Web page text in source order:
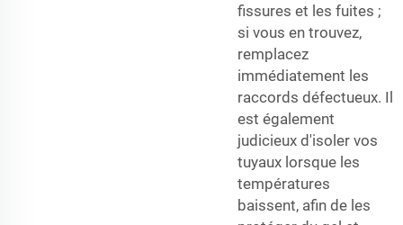
fissures et les fuites ;
si vous en trouvez,
remplacez
immédiatement les
raccords défectueux. Il
est également
judicieux d'isoler vos
tuyaux lorsque les
températures
baissent, afin de les